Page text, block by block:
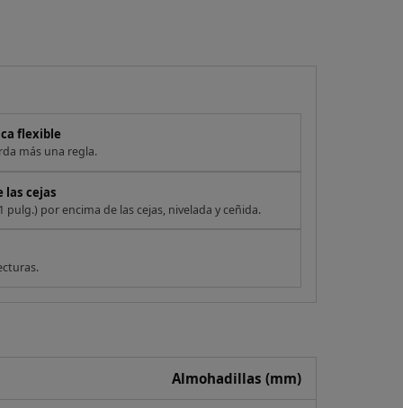
flexible
más una regla.
las cejas
por encima de las cejas, nivelada y ceñida.
Almohadillas (mm)